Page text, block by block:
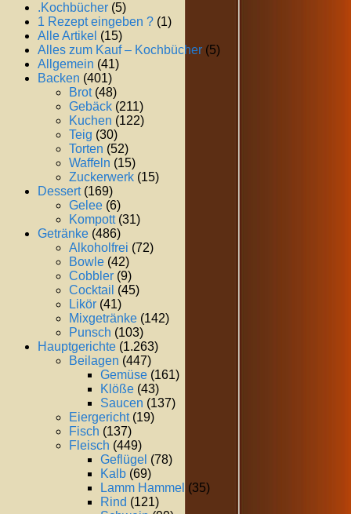
.Kochbücher (5)
1 Rezept eingeben ? (1)
Alle Artikel (15)
Alles zum Kauf – Kochbücher (5)
Allgemein (41)
Backen (401)
Brot(48)
Gebäck (211)
Kuchen (122)
Teig (30)
Torten (52)
Waffeln (15)
Zuckerwerk (15)
Dessert(169)
Gelee (6)
Kompott(31)
Getränke (486)
Alkoholfrei (72)
Bowle (42)
Cobbler (9)
Cocktail (45)
Likör (41)
Mixgetränke (142)
Punsch (103)
Hauptgerichte (1.263)
Beilagen (447)
Gemüse (161)
Klöße (43)
Saucen (137)
Eiergericht(19)
Fisch (137)
Fleisch (449)
Geflügel (78)
Kalb (69)
Lamm Hammel (35)
Rind (121)